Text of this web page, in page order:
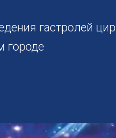
гастролей
городе